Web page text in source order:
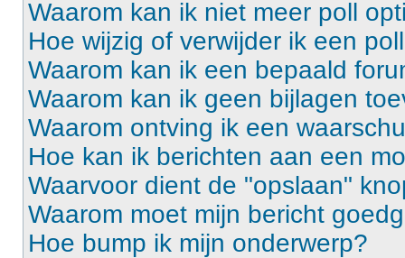
Waarom kan ik niet meer poll
Hoe wijzig of verwijder ik een
Waarom kan ik een bepaald
Waarom kan ik geen bijlagen
Waarom ontving ik een
Hoe kan ik berichten aan een
Waarvoor dient de "opslaan"
Waarom moet mijn bericht
Hoe bump ik mijn onderwerp?